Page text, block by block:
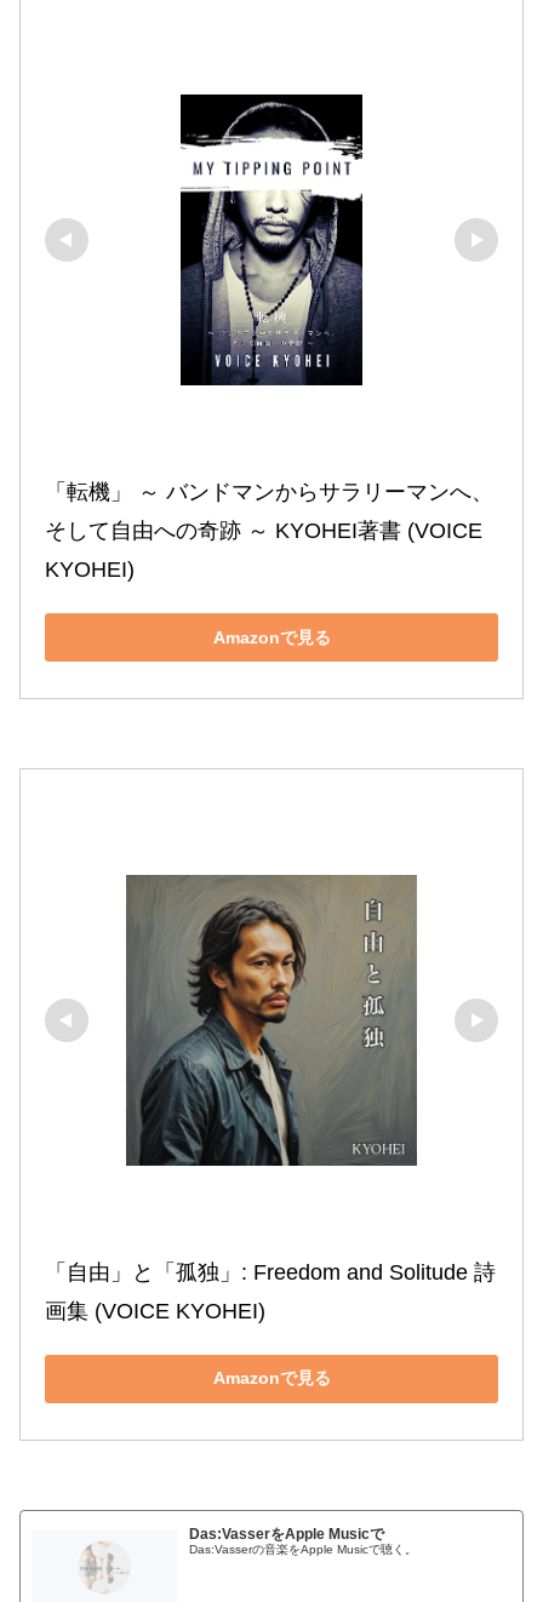
「転機」 ～ バンドマンからサラリーマンへ、
そして自由への奇跡 ～ KYOHEI著書 (VOICE
KYOHEI)
Amazonで見る
「自由」と「孤独」: Freedom and Solitude 詩
画集 (VOICE KYOHEI)
Amazonで見る
Das:VasserをApple Musicで
Das:Vasserの音楽をApple Musicで聴く。